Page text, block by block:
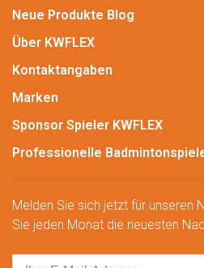
Neue Produkte Blog
Über KWFLEX
Kontaktangaben
Marken
Sponsor Spieler KWFLEX
Professionelle
Melden Sie sich jetzt für unseren
Sie jeden Monat die neuesten